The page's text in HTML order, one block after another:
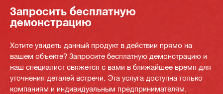
Запросить бесплатную
демонстрацию
Хотите увидеть данный продукт в действии прямо на
вашем объекте? Запросите бесплатную демонстрацию и
наш специалист свяжется с вами в ближайшее время для
уточнения деталей встречи. Эта услуга доступна только
компаниям и индивидуальным предпринимателям.